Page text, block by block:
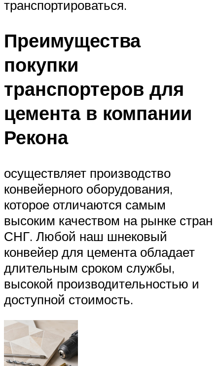
транспортироваться.
Преимущества
покупки
транспортеров для
цемента в компании
Рекона
осуществляет производство
конвейерного оборудования,
которое отличаются самым
высоким качеством на рынке стран
СНГ. Любой наш шнековый
конвейер для цемента обладает
длительным сроком службы,
высокой производительностью и
доступной стоимость.